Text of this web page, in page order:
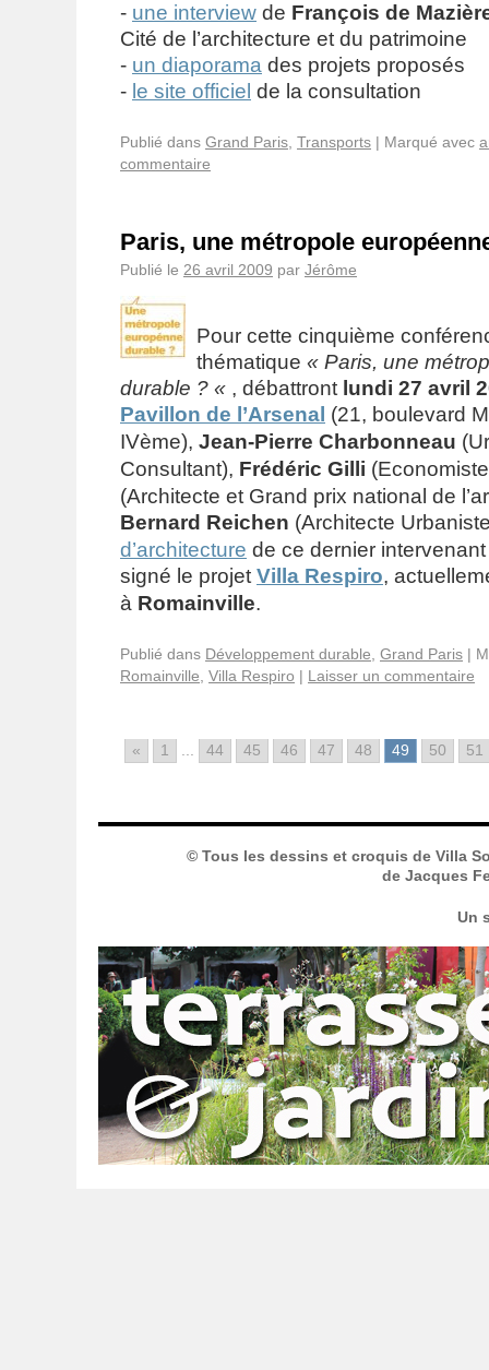
- une interview de François de
Cité de l’architecture et du patrimoine
- un diaporama des projets proposés
- le site officiel de la consultation
Publié dans Grand Paris Transports | Marqué avec
commentaire
Paris, une métropole
Publié le 26 avril 2009 par Jérôme
Pour cette cinquième
thématique « Paris, une
durable ? « , débattront lundi 27 avril
Pavillon de l’Arsenal (21, boulevard
IVème), Jean-Pierre Charbonneau
Consultant), Frédéric Gilli
(Architecte et Grand prix national de
Bernard Reichen (Architecte
d’architecture de ce dernier
signé le projet Villa Respiro,
à Romainville.
Publié dans Développement durable Grand Paris |
Romainville Villa Respiro | Laisser un commentaire
« 1 44 45 46 47 48 49 50 51
© Tous les dessins et croquis de Villa
de Jacques
Un